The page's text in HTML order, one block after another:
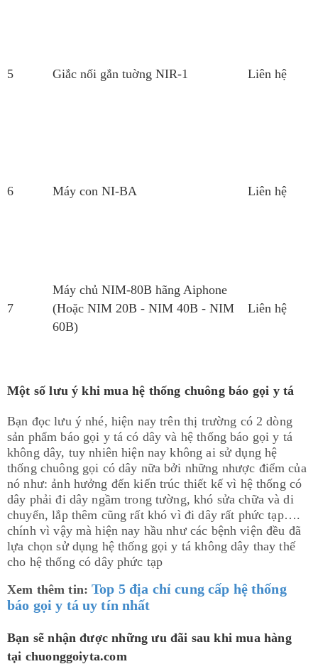
5 Giắc nối gắn tuờng NIR-1 Liên hệ
6 Máy con NI-BA Liên hệ
7
Máy chủ NIM-80B hãng Aiphone
(Hoặc NIM 20B - NIM 40B - NIM
60B)
Liên hệ
Một số lưu ý khi mua hệ thống chuông báo gọi y tá
Bạn đọc lưu ý nhé, hiện nay trên thị trường có 2 dòng
sản phẩm báo gọi y tá có dây và hệ thống báo gọi y tá
không dây, tuy nhiên hiện nay không ai sử dụng hệ
thống chuông gọi có dây nữa bởi những nhược điểm của
nó như: ảnh hưởng đến kiến trúc thiết kế vì hệ thống có
dây phải đi dây ngầm trong tường, khó sửa chữa và di
chuyển, lắp thêm cũng rất khó vì đi dây rất phức tạp….
chính vì vậy mà hiện nay hầu như các bệnh viện đều đã
lựa chọn sử dụng hệ thống gọi y tá không dây thay thế
cho hệ thống có dây phức tạp
Xem thêm tin:Top 5 địa chỉ cung cấp hệ thống
báo gọi y tá uy tín nhất
Bạn sẽ nhận được những ưu đãi sau khi mua hàng
tại chuonggoiyta.com